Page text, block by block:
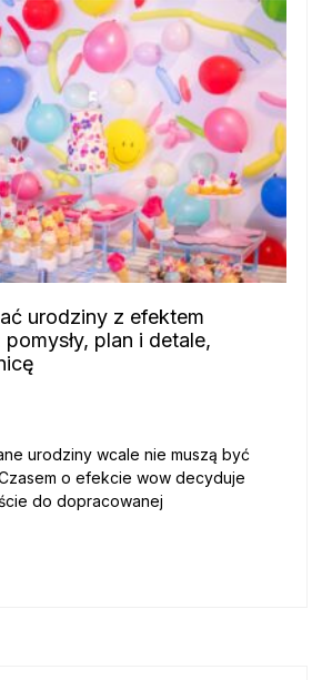
urodziny z efektem
plan i detale,
urodziny wcale nie muszą być
o efekcie wow decyduje
do dopracowanej